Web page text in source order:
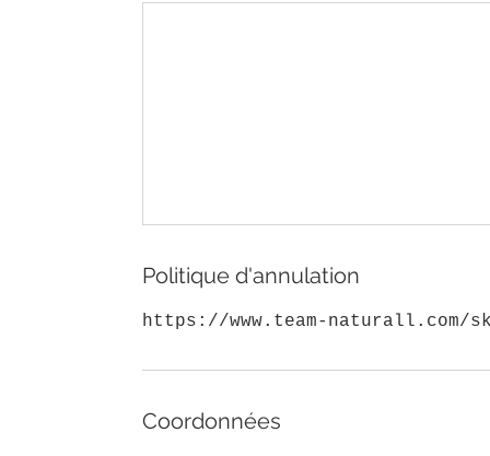
Politique d'annulation
https://www.team-naturall.com/
Coordonnées